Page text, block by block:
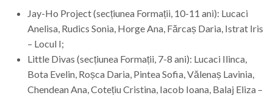
Jay-Ho Project (secțiunea Formații, 10-11 ani): Lucaci
Anelisa, Rudics Sonia, Horge Ana, Fărcaș Daria, Istrat Iris
– Locul I;
Little Divas (secțiunea Formații, 7-8 ani): Lucaci Ilinca,
Bota Evelin, Roșca Daria, Pintea Sofia, Vălenaș Lavinia,
Chendean Ana, Cotețiu Cristina, Iacob Ioana, Balaj Eliza –